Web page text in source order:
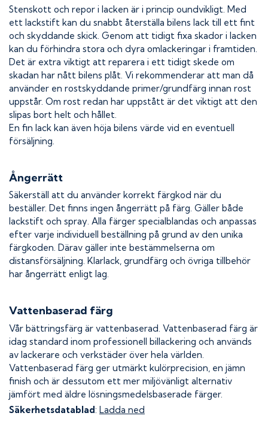
Stenskott och repor i lacken är i princip oundvikligt. Med
ett lackstift kan du snabbt återställa bilens lack till ett fint
och skyddande skick. Genom att tidigt fixa skador i lacken
kan du förhindra stora och dyra omlackeringar i framtiden.
Det är extra viktigt att reparera i ett tidigt skede om
skadan har nått bilens plåt. Vi rekommenderar att man då
använder en rostskyddande primer/grundfärg innan rost
uppstår. Om rost redan har uppstått är det viktigt att den
slipas bort helt och hållet.
En fin lack kan även höja bilens värde vid en eventuell
försäljning.
Ångerrätt
Säkerställ att du använder korrekt färgkod när du
beställer. Det finns ingen ångerrätt på färg. Gäller både
lackstift och spray. Alla färger specialblandas och anpassas
efter varje individuell beställning på grund av den unika
färgkoden. Därav gäller inte bestämmelserna om
distansförsäljning. Klarlack, grundfärg och övriga tillbehör
har ångerrätt enligt lag.
Vattenbaserad färg
Vår bättringsfärg är vattenbaserad. Vattenbaserad färg är
idag standard inom professionell billackering och används
av lackerare och verkstäder över hela världen.
Vattenbaserad färg ger utmärkt kulörprecision, en jämn
finish och är dessutom ett mer miljövänligt alternativ
jämfört med äldre lösningsmedelsbaserade färger.
Säkerhetsdatablad: Ladda ned